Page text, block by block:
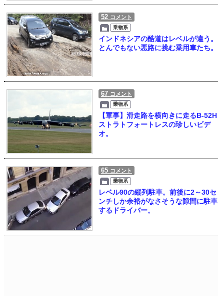
52 コメント
乗物系
インドネシアの酷道はレベルが違う。
とんでもない悪路に挑む乗用車たち。
67 コメント
乗物系
【軍事】滑走路を横向きに走るB-52H
ストラトフォートレスの珍しいビデ
オ。
65 コメント
乗物系
レベル90の縦列駐車。前後に2～30セ
ンチしか余裕がなさそうな隙間に駐車
するドライバー。